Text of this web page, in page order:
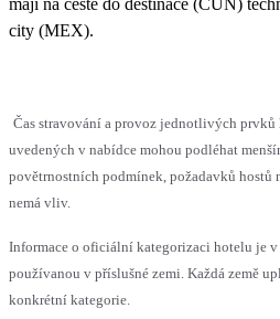
city (MEX).
Čas stravování a provoz jednotlivých
uvedených v nabídce mohou podléhat
povětrnostních podmínek, požadavků hostů
nemá vliv.
Informace o oficiální kategorizaci hotelu je
používanou v příslušné zemi. Každá země
konkrétní kategorie.